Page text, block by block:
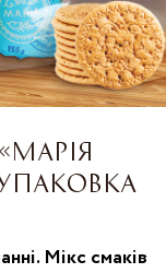
УПАКОВКА
Мікс смаків